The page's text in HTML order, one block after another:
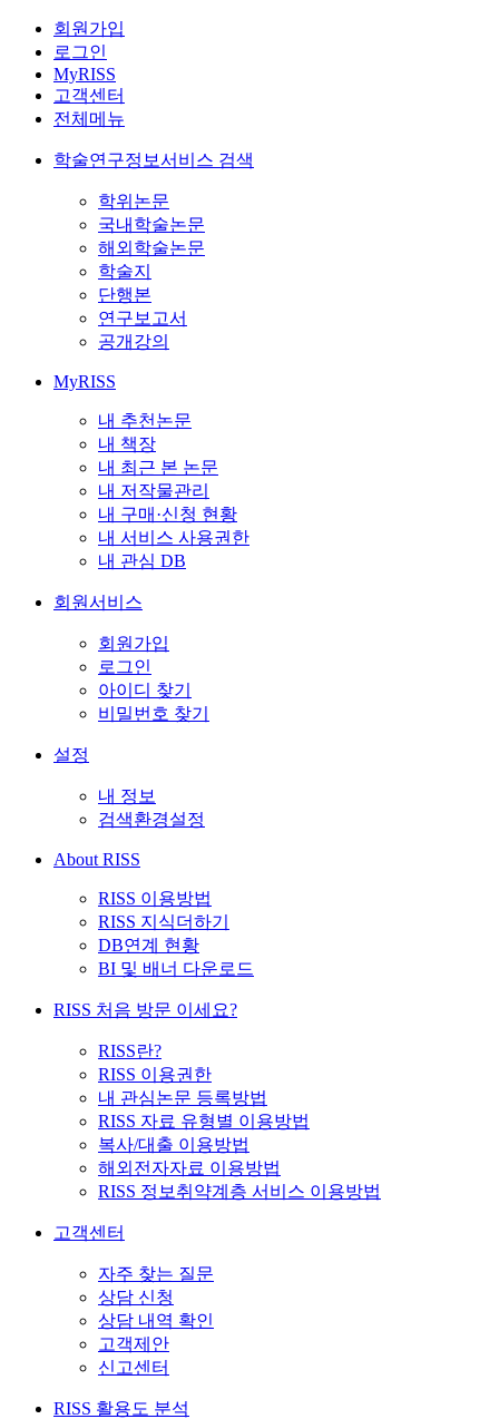
회원가입
로그인
MyRISS
고객센터
전체메뉴
학술연구정보서비스 검색
학위논문
국내학술논문
해외학술논문
학술지
단행본
연구보고서
공개강의
MyRISS
내 추천논문
내 책장
내 최근 본 논문
내 저작물관리
내 구매·신청 현황
내 서비스 사용권한
내 관심 DB
회원서비스
회원가입
로그인
아이디 찾기
비밀번호 찾기
설정
내 정보
검색환경설정
About RISS
RISS 이용방법
RISS 지식더하기
DB연계 현황
BI 및 배너 다운로드
RISS 처음 방문 이세요?
RISS란?
RISS 이용권한
내 관심논문 등록방법
RISS 자료 유형별 이용방법
복사/대출 이용방법
해외전자자료 이용방법
RISS 정보취약계층 서비스 이용방법
고객센터
자주 찾는 질문
상담 신청
상담 내역 확인
고객제안
신고센터
RISS 활용도 분석